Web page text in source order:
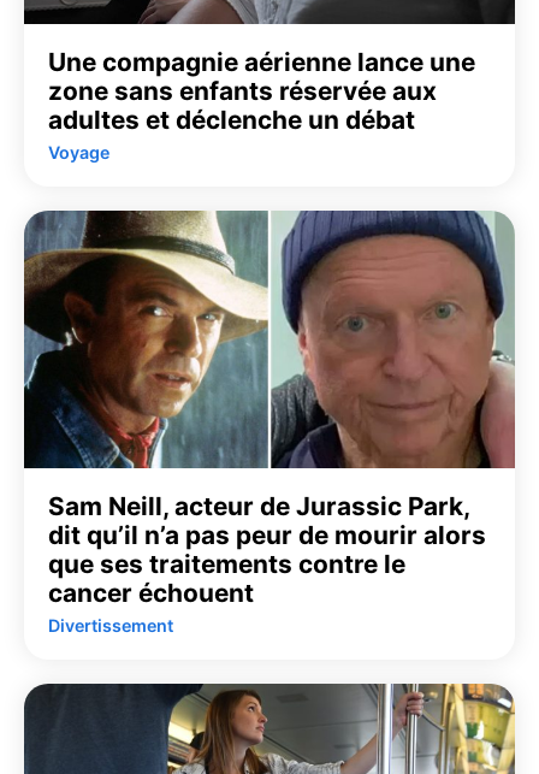
Une compagnie aérienne lance une
zone sans enfants réservée aux
adultes et déclenche un débat
Voyage
Sam Neill, acteur de Jurassic Park,
dit qu’il n’a pas peur de mourir alors
que ses traitements contre le
cancer échouent
Divertissement